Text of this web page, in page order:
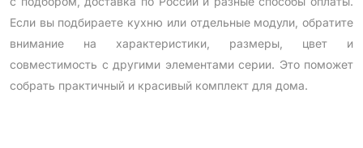
Если вы подбираете кухню или отдельные модули, обратите
внимание на характеристики, размеры, цвет и
совместимость с другими элементами серии. Это поможет
собрать практичный и красивый комплект для дома.